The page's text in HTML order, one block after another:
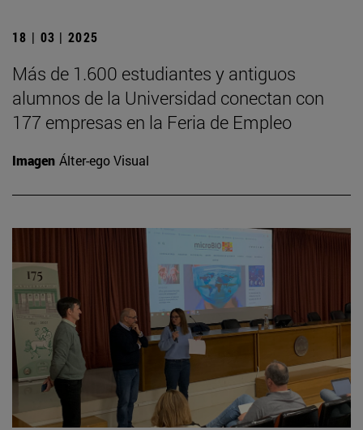
18 | 03 | 2025
Más de 1.600 estudiantes y antiguos
alumnos de la Universidad conectan con
177 empresas en la Feria de Empleo
Imagen Álter-ego Visual